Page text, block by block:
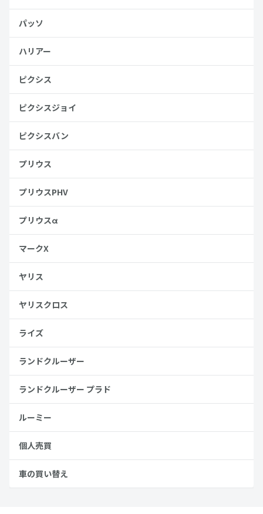
パッソ
ハリアー
ピクシス
ピクシスジョイ
ピクシスバン
プリウス
プリウスPHV
プリウスα
マークX
ヤリス
ヤリスクロス
ライズ
ランドクルーザー
ランドクルーザー プラド
ルーミー
個人売買
車の買い替え